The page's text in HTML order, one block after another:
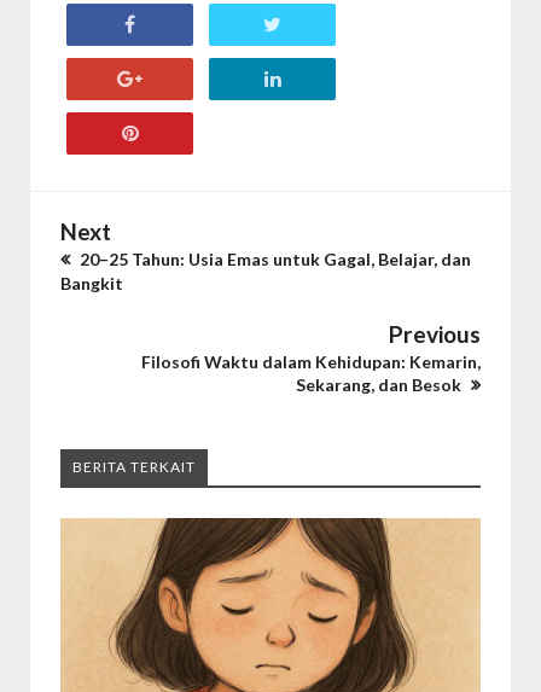
Next
20–25 Tahun: Usia Emas untuk Gagal, Belajar, dan
Bangkit
Previous
Filosofi Waktu dalam Kehidupan: Kemarin,
Sekarang, dan Besok
BERITA TERKAIT